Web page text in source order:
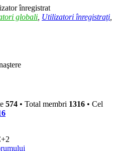
înregistrat
globali Utilizatori înregistraţi
574 • Total membri 1316 • Cel